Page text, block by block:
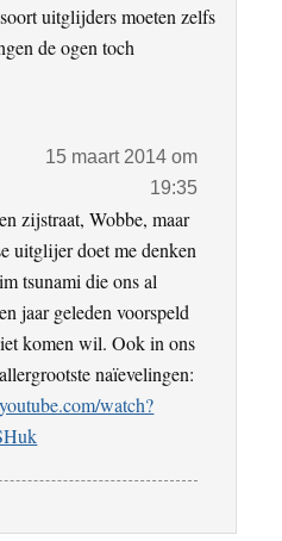
uitglijders moeten zelfs
de ogen toch
15 maart 2014 om
19:35
zijstraat, Wobbe, maar
uitglijer doet me denken
tsunami die ons al
jaar geleden voorspeld
komen wil. Ook in ons
naïevelingen:
watch?